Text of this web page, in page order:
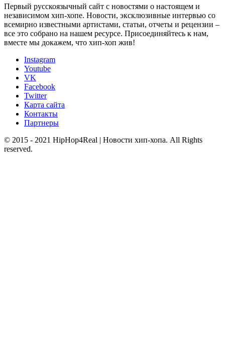
Первый русскоязычный сайт с новостями о настоящем и
независимом хип-хопе. Новости, эксклюзивные интервью со
всемирно известными артистами, статьи, отчеты и рецензии –
все это собрано на нашем ресурсе. Присоединяйтесь к нам,
вместе мы докажем, что хип-хоп жив!
Instagram
Youtube
VK
Facebook
Twitter
Карта сайта
Контакты
Партнеры
© 2015 - 2021 HipHop4Real | Новости хип-хопа. All Rights
reserved.